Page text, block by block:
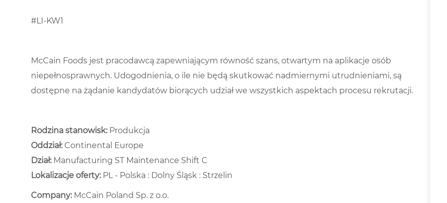
#LI-KW1
McCain Foods jest pracodawcą zapewniającym równość szans, otwartym na aplikacje osób
niepełnosprawnych. Udogodnienia, o ile nie będą skutkować nadmiernymi utrudnieniami, są
dostępne na żądanie kandydatów biorących udział we wszystkich aspektach procesu rekrutacji.
Rodzina stanowisk: Produkcja
Oddział: Continental Europe
Dział: ​ Manufacturing ST Maintenance Shift C ​
Lokalizacje oferty:PL - Polska : Dolny Śląsk : Strzelin
Company: McCain Poland Sp. z o.o.